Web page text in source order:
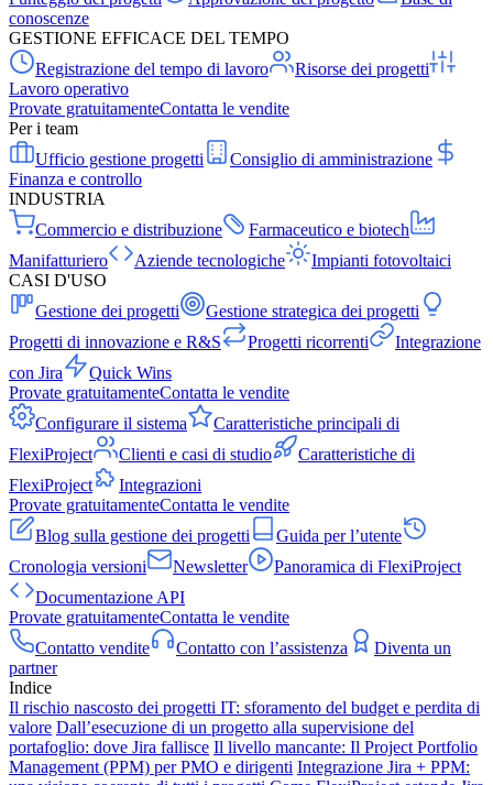
conoscenze
GESTIONE EFFICACE DEL TEMPO
Registrazione del tempo di lavoro
Risorse dei progetti
Lavoro operativo
Provate gratuitamenteContatta le vendite
Per i team
Ufficio gestione progetti
Consiglio di amministrazione
Finanza e controllo
INDUSTRIA
Commercio e distribuzione
Farmaceutico e biotech
Manifatturiero
Aziende tecnologiche
Impianti fotovoltaici
CASI D'USO
Gestione dei progetti
Gestione strategica dei progetti
Progetti di innovazione e R&S
Progetti ricorrenti
Integrazione
con Jira
Quick Wins
Provate gratuitamenteContatta le vendite
Configurare il sistema
Caratteristiche principali di
FlexiProject
Clienti e casi di studio
Caratteristiche di
FlexiProject
Integrazioni
Provate gratuitamenteContatta le vendite
Blog sulla gestione dei progetti
Guida per l’utente
Cronologia versioni
Newsletter
Panoramica di FlexiProject
Documentazione API
Provate gratuitamenteContatta le vendite
Contatto vendite
Contatto con l’assistenza
Diventa un
partner
Indice
Il rischio nascosto dei progetti IT: sforamento del budget e perdita di
valore Dall’esecuzione di un progetto alla supervisione del
portafoglio: dove Jira fallisce Il livello mancante: Il Project Portfolio
Management (PPM) per PMO e dirigenti Integrazione Jira + PPM: